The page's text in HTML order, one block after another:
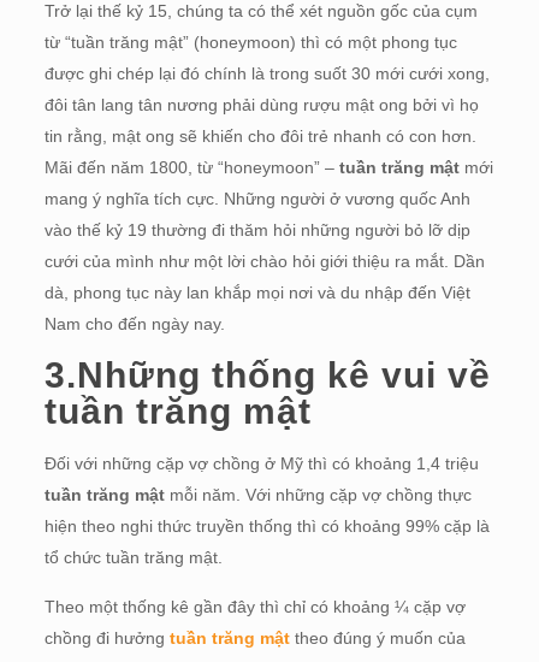
Trở lại thế kỷ 15, chúng ta có thể xét nguồn gốc của cụm
từ “tuần trăng mật” (honeymoon) thì có một phong tục
được ghi chép lại đó chính là trong suốt 30 mới cưới xong,
đôi tân lang tân nương phải dùng rượu mật ong bởi vì họ
tin rằng, mật ong sẽ khiến cho đôi trẻ nhanh có con hơn.
Mãi đến năm 1800, từ “honeymoon” – tuần trăng mậtmới
mang ý nghĩa tích cực. Những người ở vương quốc Anh
vào thế kỷ 19 thường đi thăm hỏi những người bỏ lỡ dịp
cưới của mình như một lời chào hỏi giới thiệu ra mắt. Dần
dà, phong tục này lan khắp mọi nơi và du nhập đến Việt
Nam cho đến ngày nay.
3.Những thống kê vui về
tuần trăng mật
Đối với những cặp vợ chồng ở Mỹ thì có khoảng 1,4 triệu
tuần trăng mậtmỗi năm. Với những cặp vợ chồng thực
hiện theo nghi thức truyền thống thì có khoảng 99% cặp là
tổ chức tuần trăng mật.
Theo một thống kê gần đây thì chỉ có khoảng ¼ cặp vợ
chồng đi hưởng tuần trăng mậttheo đúng ý muốn của